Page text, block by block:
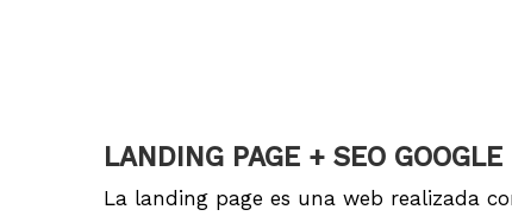
LANDING PAGE + SEO GOOGLE
La landing page es una web realizada